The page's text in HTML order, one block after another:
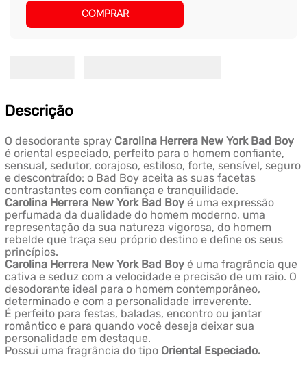
COMPRAR
Descrição
O desodorante spray Carolina Herrera New York Bad Boy
é oriental especiado, perfeito para o homem confiante,
sensual, sedutor, corajoso, estiloso, forte, sensível, seguro
e descontraído: o Bad Boy aceita as suas facetas
contrastantes com confiança e tranquilidade.
Carolina Herrera New York Bad Boyé uma expressão
perfumada da dualidade do homem moderno, uma
representação da sua natureza vigorosa, do homem
rebelde que traça seu próprio destino e define os seus
princípios.
Carolina Herrera New York Bad Boyé uma fragrância que
cativa e seduz com a velocidade e precisão de um raio. O
desodorante ideal para o homem contemporâneo,
determinado e com a personalidade irreverente.
É perfeito para festas, baladas, encontro ou jantar
romântico e para quando você deseja deixar sua
personalidade em destaque.
Possui uma fragrância do tipo Oriental Especiado.